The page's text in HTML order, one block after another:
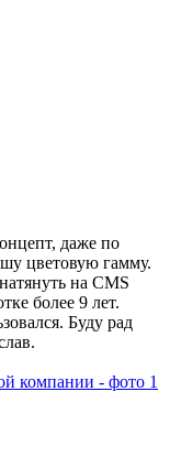
даже по
цветовую гамму.
на CMS
более 9 лет.
Буду рад